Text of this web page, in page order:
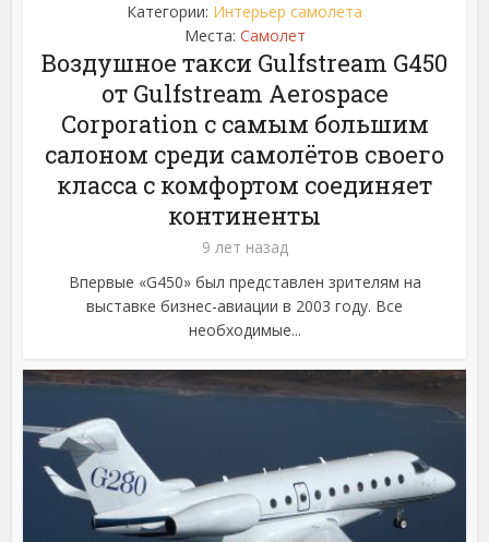
Категории: Интерьер самолета
Места: Самолет
Воздушное такси Gulfstream G450
от Gulfstream Aerospace
Corporation с самым большим
салоном среди самолётов своего
класса с комфортом соединяет
континенты
9 лет назад
Впервые «G450» был представлен зрителям на
выставке бизнес-авиации в 2003 году. Все
необходимые...